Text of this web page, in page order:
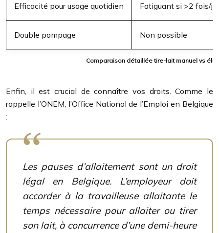
Comparaison détaillée tire-lait manuel vs
Efficacité pour usage quotidien Fatiguant si >2 fois/
Double pompage Non possible
Enfin, il est crucial de connaître vos droits. Comme le
rappelle l’ONEM, l’Office National de l’Emploi en Belgique
:
Les pauses d’allaitement sont un droit
légal en Belgique. L’employeur doit
accorder à la travailleuse allaitante le
temps nécessaire pour allaiter ou tirer
son lait, à concurrence d’une demi-heure